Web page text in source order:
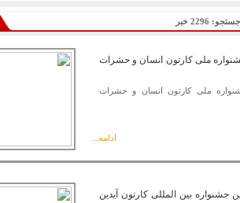
2296 خبر
ملی کارتون انسان و حشرات
ملی کارتون انسان و حشرات
ادامه...
36 مین جشنواره بین المللی کارتون آیدین